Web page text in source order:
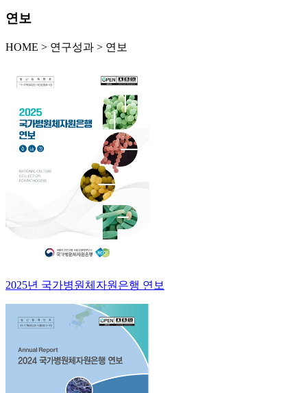
연보
HOME > 연구성과 > 연보
2025년 국가병원체자원은행 연보